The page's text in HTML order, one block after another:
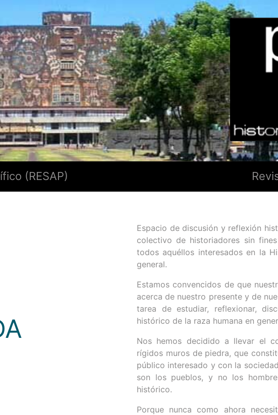
(RESAP)
Espacio de discusión y reflexión
colectivo de historiadores sin
todos aquéllos interesados en la
general.
Estamos convencidos de que
acerca de nuestro presente y de
tarea de estudiar, reflexionar,
histórico de la raza humana en
Nos hemos decidido a llevar el
rígidos muros de piedra, que
público interesado y con la
son los pueblos, y no los
histórico.
Porque nunca como ahora